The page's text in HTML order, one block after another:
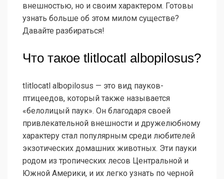
внешностью, но и своим характером. Готовы
узнать больше об этом милом существе?
Давайте разбираться!
Что такое tlitlocatl albopilosus?
tlitlocatl albopilosus — это вид пауков-
птицеедов, который также называется
«белолицый паук». Он благодаря своей
привлекательной внешности и дружелюбному
характеру стал популярным среди любителей
экзотических домашних животных. Эти пауки
родом из тропических лесов Центральной и
Южной Америки, и их легко узнать по черной